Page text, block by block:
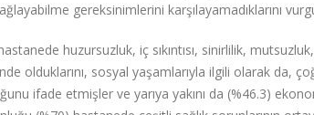
gereksinimlerini karşılayamadıklarını
huzursuzluk, iç sıkıntısı, sinirlilik,
olduklarını, sosyal yaşamlarıyla ilgili olarak da,
ifade etmişler ve yarıya yakını da (%46.3)